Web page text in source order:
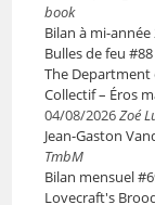
book
Bilan à mi-année
Bulles de feu
The Department
Collectif – Éros
04/08/2026Zoé
Jean-Gaston
TmbM
Bilan mensuel
Lovecraft's